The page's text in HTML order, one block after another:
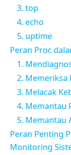
3. top
4. echo
5. uptime
Peran Proc
1.
2. Memeriksa
3. Melacak
4. Memantau
5. Memantau
Peran Penting
Monitoring